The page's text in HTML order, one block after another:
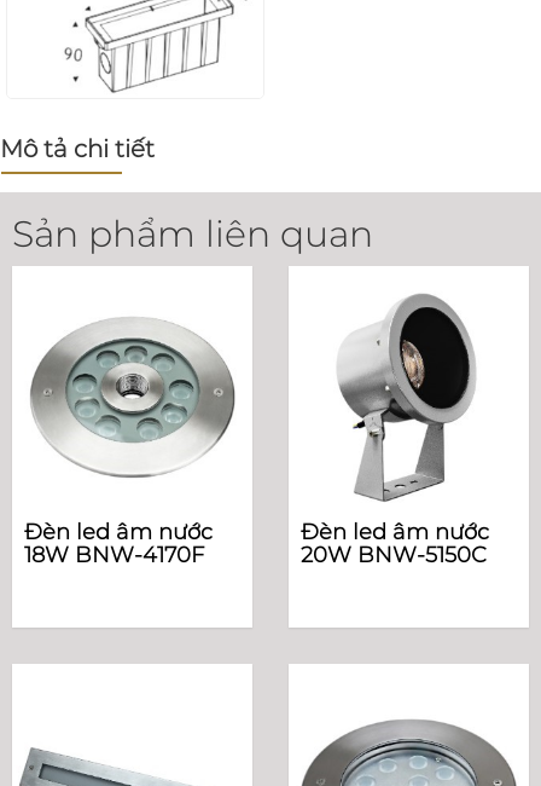
Mô tả chi tiết
Sản phẩm liên quan
Đèn led âm nước
18W BNW-4170F
Đèn led âm nước
20W BNW-5150C